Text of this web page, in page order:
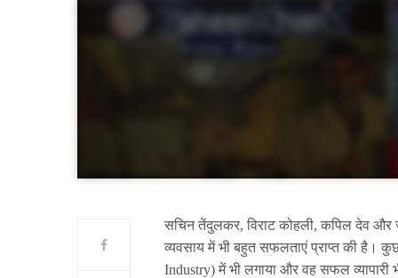
सचिन तेंदुलकर, विराट कोहली, कपिल देव और
व्यवसाय में भी बहुत सफलताएं प्राप्त की है।
Industry) में भी लगाया और वह सफल